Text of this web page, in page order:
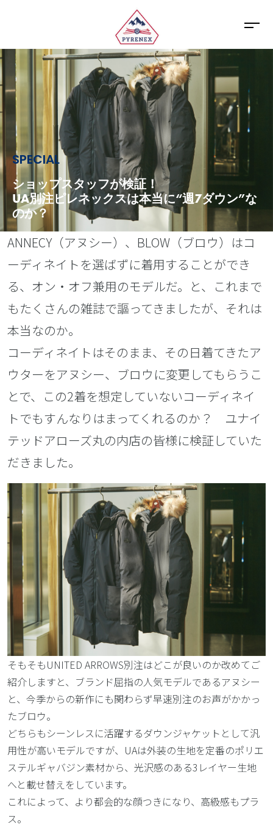
SPECIAL
ショップスタッフが検証！
UA別注ピレネックスは本当に“週7ダウン”な
のか？
ANNECY（アヌシー）、BLOW（ブロウ）はコ
ーディネイトを選ばずに着用することができ
る、オン・オフ兼用のモデルだ。と、これまで
もたくさんの雑誌で謳ってきましたが、それは
本当なのか。
コーディネイトはそのまま、その日着てきたア
ウターをアヌシー、ブロウに変更してもらうこ
とで、この2着を想定していないコーディネイ
トでもすんなりはまってくれるのか？ ユナイ
テッドアローズ丸の内店の皆様に検証していた
だきました。
そもそもUNITED ARROWS別注はどこが良いのか改めてご
紹介しますと、ブランド屈指の人気モデルであるアヌシー
と、今季からの新作にも関わらず早速別注のお声がかかっ
たブロウ。
どちらもシーンレスに活躍するダウンジャケットとして汎
用性が高いモデルですが、UAは外装の生地を定番のポリエ
ステルギャバジン素材から、光沢感のある3レイヤー生地
へと載せ替えをしています。
これによって、より都会的な顔つきになり、高級感もプラ
ス。